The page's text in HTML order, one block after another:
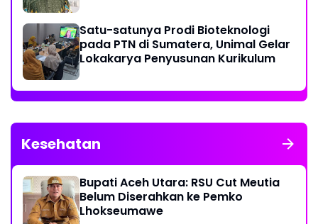
Satu-satunya Prodi Bioteknologi
pada PTN di Sumatera, Unimal Gelar
Lokakarya Penyusunan Kurikulum
Kesehatan
Bupati Aceh Utara: RSU Cut Meutia
Belum Diserahkan ke Pemko
Lhokseumawe